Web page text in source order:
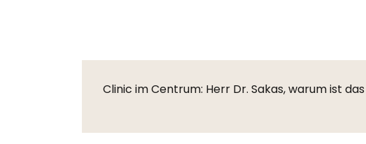
Clinic im Centrum: Herr Dr. Sakas, warum ist